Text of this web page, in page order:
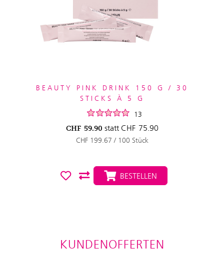
BEAUTY PINK DRINK 150 G / 30
STICKS À 5 G
13
CHF 59.90 statt CHF 75.90
CHF 199.67 / 100 Stück
BESTELLEN
KUNDENOFFERTEN